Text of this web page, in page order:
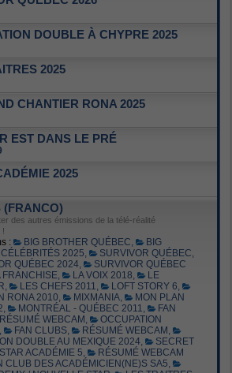
DOUBLE À CHYPRE 2025
2025
CHANTIER RONA 2025
EST DANS LE PRÉ
2025
(FRANCO)
des autres émissions de la télé-réalité
!
: BIG BROTHER QUÉBEC,
BIG
2025, SURVIVOR QUÉBEC,
QUÉBEC 2024,
SURVIVOR QUÉBEC
FRANCHISE, LA VOIX 2018,
LE
, LES CHEFS 2011, LOFT STORY 6,
RONA 2010, MIXMANIA,
MON PLAN
, MONTRÉAL - QUÉBEC 2011,
FAN
RÉSUMÉ WEBCAM ,
OCCUPATION
, FAN CLUBS, RÉSUMÉ WEBCAM ,
DOUBLE AU MEXIQUE 2024,
SECRET
STAR ACADÉMIE 5,
RÉSUMÉ WEBCAM
CLUB DES ACADÉMICIEN(NE)S SA5,